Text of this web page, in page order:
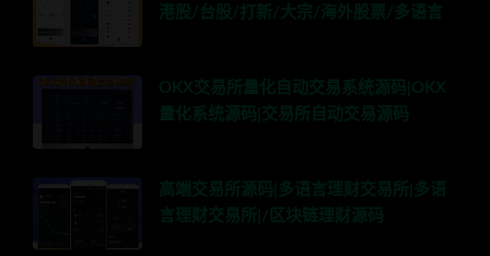
港股/台股/打新/大宗/海外股票/多语言
OKX交易所量化自动交易系统源码|OKX
量化系统源码|交易所自动交易源码
高端交易所源码|多语言理财交易所|多语
言理财交易所|/区块链理财源码